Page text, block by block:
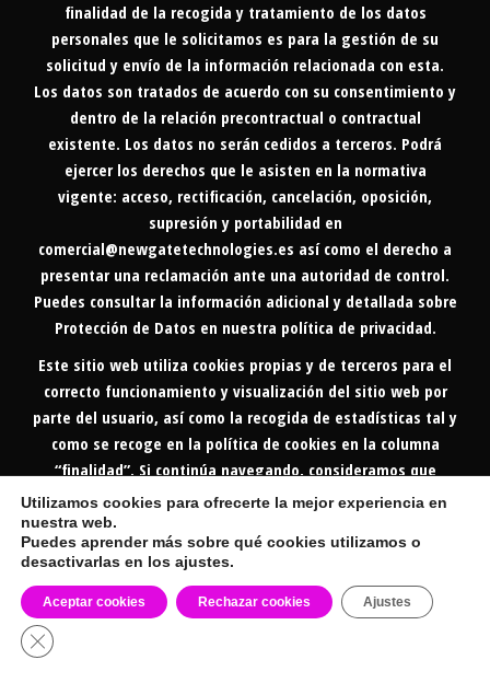
finalidad de la recogida y tratamiento de los datos
personales que le solicitamos es para la gestión de su
solicitud y envío de la información relacionada con esta.
Los datos son tratados de acuerdo con su consentimiento y
dentro de la relación precontractual o contractual
existente. Los datos no serán cedidos a terceros. Podrá
ejercer los derechos que le asisten en la normativa
vigente: acceso, rectificación, cancelación, oposición,
supresión y portabilidad en
comercial@newgatetechnologies.es así como el derecho a
presentar una reclamación ante una autoridad de control.
Puedes consultar la información adicional y detallada sobre
Protección de Datos en nuestra política de privacidad.
Este sitio web utiliza cookies propias y de terceros para el
correcto funcionamiento y visualización del sitio web por
parte del usuario, así como la recogida de estadísticas tal y
como se recoge en la política de cookies en la columna
“finalidad”. Si continúa navegando, consideramos que
acepta su uso. Puede cambiar la configuración u obtener
POLITICA DE COOKIES
________________________________________________
Utilizamos cookies para ofrecerte la mejor experiencia en
nuestra web.
Puedes aprender más sobre qué cookies utilizamos o
desactivarlas en los ajustes.
Aceptar cookies Rechazar cookies Ajustes
Cerrar el banner de cookies RGPD